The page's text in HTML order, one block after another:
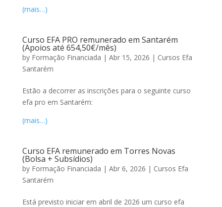
(mais…)
Curso EFA PRO remunerado em Santarém
(Apoios até 654,50€/mês)
by Formação Financiada | Abr 15, 2026 | Cursos Efa
Santarém
Estão a decorrer as inscrições para o seguinte curso
efa pro em Santarém:
(mais…)
Curso EFA remunerado em Torres Novas
(Bolsa + Subsídios)
by Formação Financiada | Abr 6, 2026 | Cursos Efa
Santarém
Está previsto iniciar em abril de 2026 um curso efa